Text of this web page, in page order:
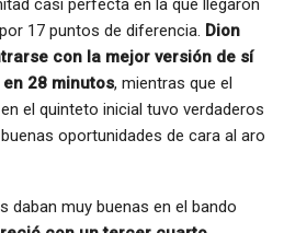
casi perfecta en la que llegaron
17 puntos de diferencia. Dion
con la mejor versión de sí
28 minutos, mientras que el
el quinteto inicial tuvo verdaderos
oportunidades de cara al aro
daban muy buenas en el bando